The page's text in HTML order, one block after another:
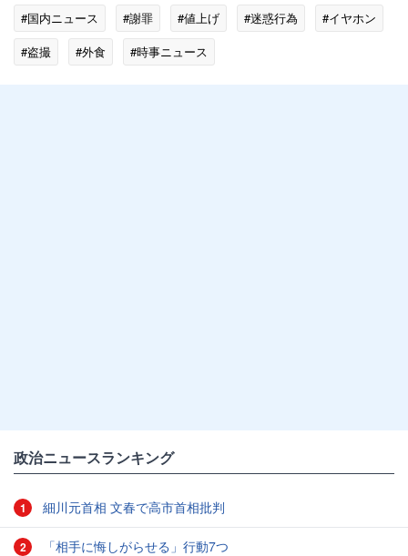
#国内ニュース #謝罪 #値上げ #迷惑行為
#イヤホン
#盗撮
#外食 #時事ニュース
政治ニュースランキング
1 細川元首相 文春で高市首相批判
2 「相手に悔しがらせる」行動7つ